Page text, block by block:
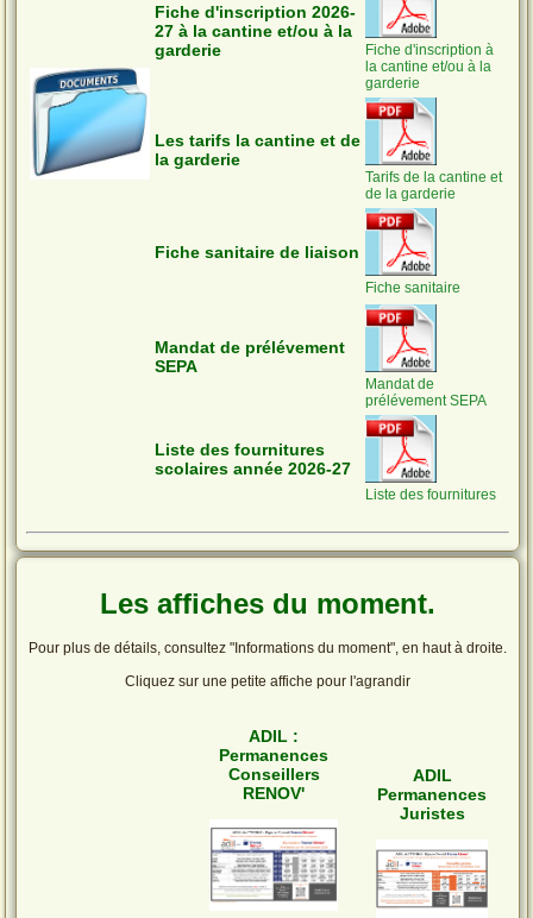
Fiche d'inscription 2026-
27 à la cantine et/ou à la
garderie
Fiche d'inscription à
la cantine et/ou à la
garderie
Les tarifs la cantine et de
la garderie
Tarifs de la cantine et
de la garderie
Fiche sanitaire de liaison
Fiche sanitaire
Mandat de prélévement
SEPA
Mandat de
prélévement SEPA
Liste des fournitures
scolaires année 2026-27
Liste des fournitures
Les affiches du moment.
Pour plus de détails, consultez "Informations du moment", en haut à droite.
Cliquez sur une petite affiche pour l'agrandir
ADIL :
Permanences
Conseillers
RENOV'
ADIL
Permanences
Juristes